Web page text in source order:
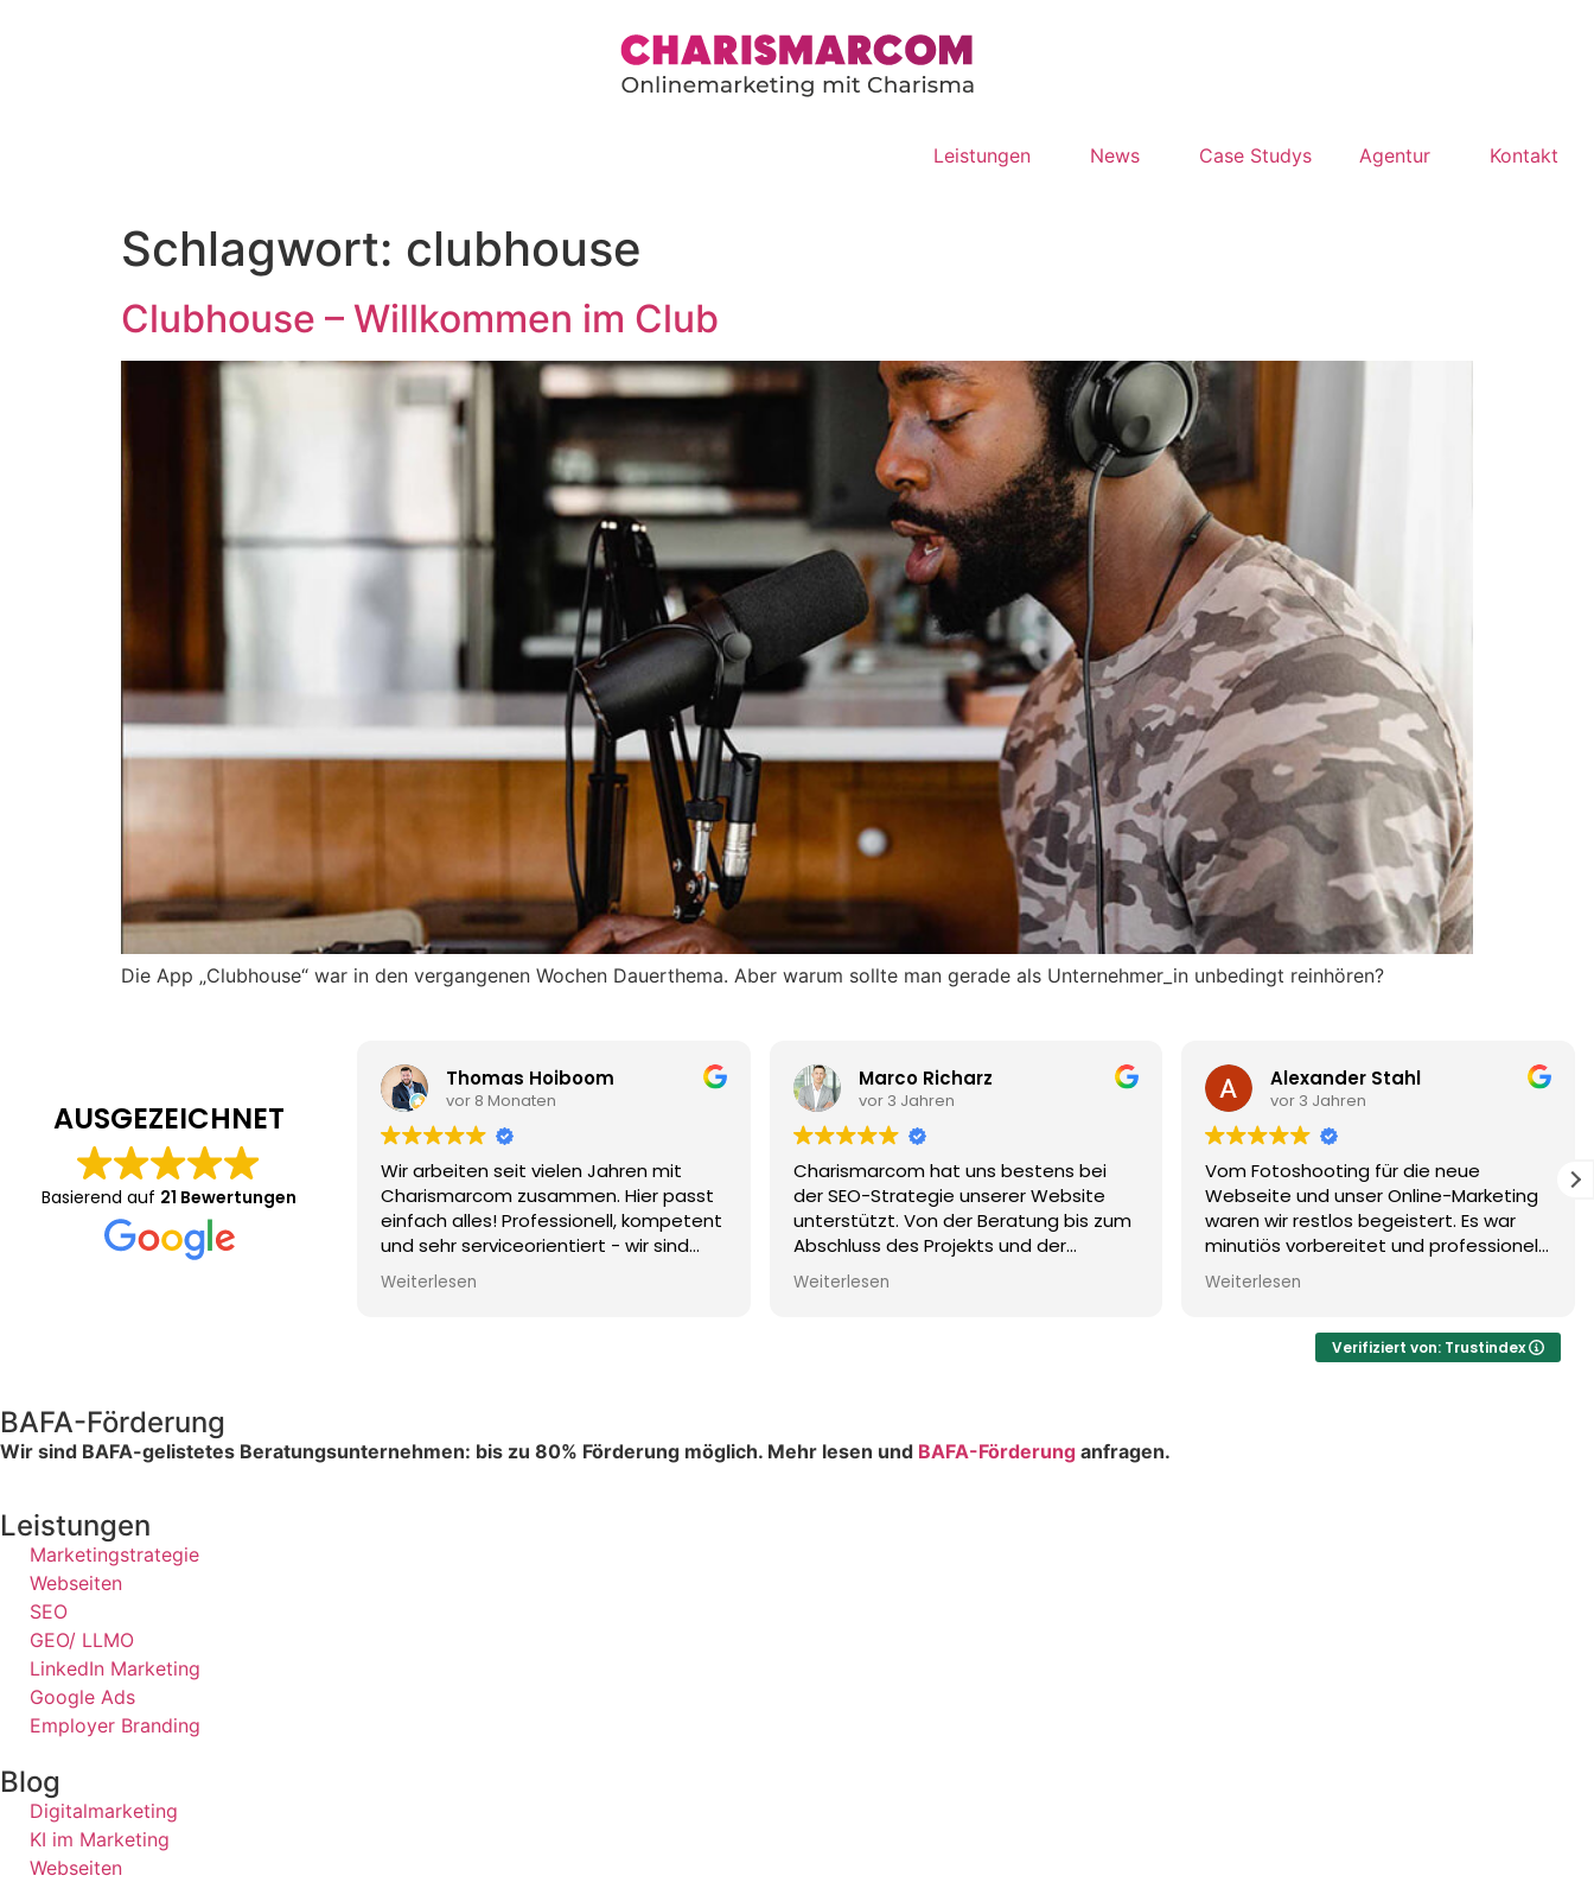
Leistungen News Case Studys Agentur Kontakt
Schlagwort: clubhouse
Clubhouse – Willkommen im Club
Die App „Clubhouse“ war in den vergangenen Wochen Dauerthema. Aber warum sollte man gerade als Unternehmer_in unbedingt reinhören?
AUSGEZEICHNET
Basierend auf 21 Bewertungen
Wir arbeiten seit vielen Jahren mit
Charismarcom zusammen. Hier passt
einfach alles! Professionell, kompetent
und sehr serviceorientiert - wir sind
Marco Richarz
Charismarcom hat uns bestens bei
der SEO-Strategie unserer Website
unterstützt. Von der Beratung bis zum
Abschluss des Projekts und der
Alexander Stahl
Vom Fotoshooting für die neue
Webseite und unser Online-Marketing
waren wir restlos begeistert. Es war
minutiös vorbereitet und professionell
aufgefallen sind die Liebe fürs Detail,
Marion Nippon
Liebes Charismarcom-Team,
Wir sind rundum zufrieden mit
Webseite und der - falls wir
Anliegen haben - stets super
Verifiziert von: Trustindex
BAFA-Förderung
Wir sind BAFA-gelistetes Beratungsunternehmen: bis zu 80% Förderung möglich. Mehr lesen und BAFA-Förderung anfragen.
Leistungen
Marketingstrategie
Webseiten
SEO
GEO/ LLMO
LinkedIn Marketing
Google Ads
Employer Branding
Blog
Digitalmarketing
KI im Marketing
Webseiten